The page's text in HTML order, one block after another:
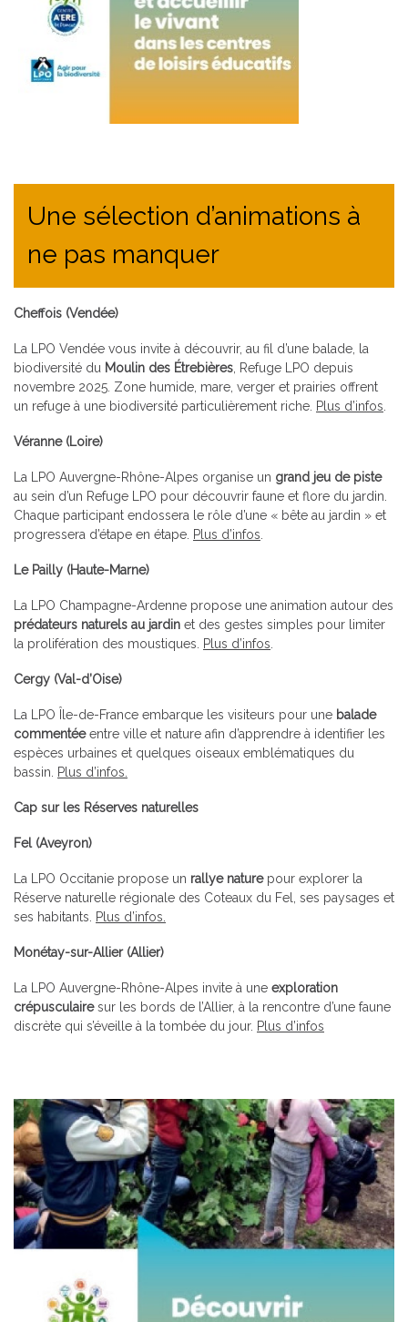
Une sélection d’animations à
ne pas manquer
Cheffois (Vendée)
La LPO Vendée vous invite à découvrir, au fil d’une balade, la
biodiversité du Moulin des Étrebières , Refuge LPO depuis
novembre 2025. Zone humide, mare, verger et prairies offrent
un refuge à une biodiversité particulièrement riche. Plus d’infos
Véranne (Loire)
La LPO Auvergne-Rhône-Alpes organise un grand jeu de piste
au sein d’un Refuge LPO pour découvrir faune et flore du jardin.
Chaque participant endossera le rôle d’une « bête au jardin » et
progressera d’étape en étape. Plus d’infos
Le Pailly (Haute-Marne)
La LPO Champagne-Ardenne propose une animation autour des
prédateurs naturels au jardin et des gestes simples pour limiter
la prolifération des moustiques.
Plus d’infos
Cergy (Val-d’Oise)
La LPO Île-de-France embarque les visiteurs pour une balade
commentéeentre ville et nature afin d’apprendre à identifier les
espèces urbaines et quelques oiseaux emblématiques du
bassin.
Plus d’infos.
Cap sur les Réserves naturelles
Fel (Aveyron)
La LPO Occitanie propose un rallye naturepour explorer la
Réserve naturelle régionale des Coteaux du Fel, ses paysages et
ses habitants.
Plus d’infos.
Monétay-sur-Allier (Allier)
La LPO Auvergne-Rhône-Alpes invite à une exploration
crépusculairesur les bords de l’Allier, à la rencontre d’une faune
discrète qui s’éveille à la tombée du jour. Plus d’infos